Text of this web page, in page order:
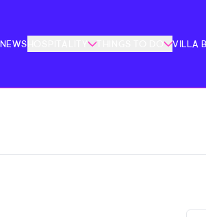
NEWS THINGS TO DO VILLA